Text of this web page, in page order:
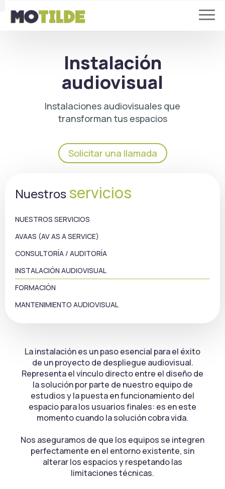
Instalación
audiovisual
Instalaciones audiovisuales que
transforman tus espacios
Solicitar una llamada
Nuestrosservicios
NUESTROS SERVICIOS
AVAAS (AV AS A SERVICE)
CONSULTORÍA / AUDITORÍA
INSTALACIÓN AUDIOVISUAL
FORMACIÓN
MANTENIMIENTO AUDIOVISUAL
La instalación es un paso esencial para el éxito
de un proyecto de despliegue audiovisual.
Representa el vínculo directo entre el diseño de
la solución por parte de nuestro equipo de
estudios y la puesta en funcionamiento del
espacio para los usuarios finales: es en este
momento cuando la solución cobra vida.
Nos aseguramos de que los equipos se integren
perfectamente en el entorno existente, sin
alterar los espacios y respetando las
limitaciones técnicas.